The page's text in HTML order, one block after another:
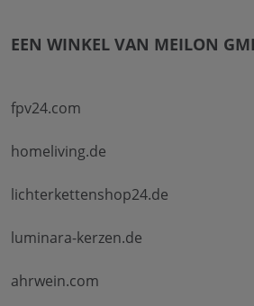
EEN WINKEL VAN MEILON
fpv24.com
homeliving.de
lichterkettenshop24.de
luminara-kerzen.de
ahrwein.com